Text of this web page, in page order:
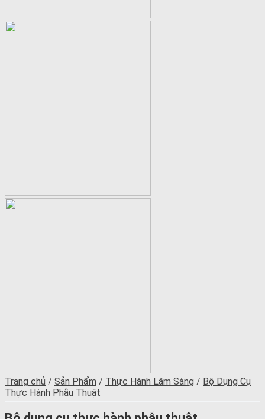
Trang chủ / Sản Phẩm / Thực Hành Lâm Sàng / Bộ Dụng Cụ
Thực Hành Phẫu Thuật